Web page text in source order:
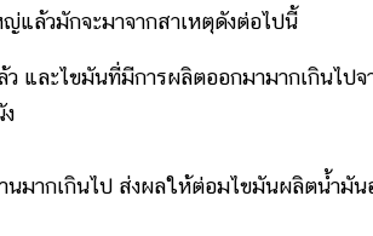
วมักจะมาจากสาเหตุดังต่อไปนี้
และไขมันที่มีการผลิตออกมามากเกินไปจ
นมากเกินไป ส่งผลให้ต่อมไขมันผลิตน้ำมัน